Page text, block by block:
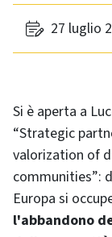
27 luglio
Si è aperta a
“Strategic
valorization of
communities”:
Europa si
l'abbandono